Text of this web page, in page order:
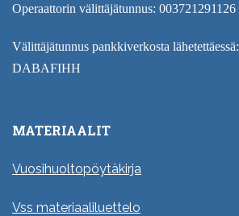
Operaattorin välittäjätunnus: 003721291126
Välittäjätunnus pankkiverkosta lähetettäessä:
DABAFIHH
MATERIAALIT
Vuosihuoltopöytäkirja
Vss materiaaliluettelo